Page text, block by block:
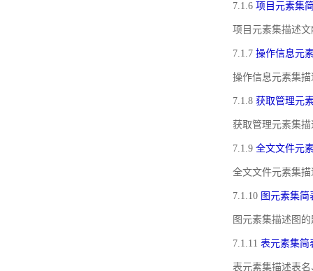
7.1.6 项目元素集
项目元素集描述
7.1.7 操作信息元
操作信息元素集
7.1.8 获取管理元
获取管理元素集
7.1.9 全文文件元
全文文件元素集
7.1.10 图元素集简
图元素集描述图
7.1.11 表元素集简
表元素集描述表